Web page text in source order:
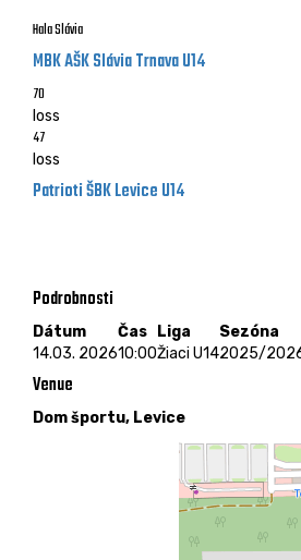
Hala Slávia
MBK AŠK Slávia Trnava U14
70
loss
47
loss
Patrioti ŠBK Levice U14
Podrobnosti
Dátum Čas Liga
Sezóna
14.03. 202610:00Žiaci U142025/
Venue
Dom športu, Levice